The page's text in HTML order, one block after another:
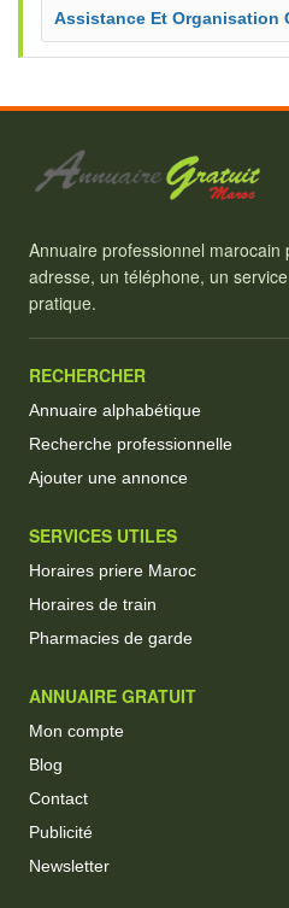
Assistance Et Organisation
Annuaire professionnel
adresse, un téléphone, un
pratique.
RECHERCHER
Annuaire alphabétique
Recherche professionnelle
Ajouter une annonce
SERVICES UTILES
Horaires priere Maroc
Horaires de train
Pharmacies de garde
ANNUAIRE GRATUIT
Mon compte
Blog
Contact
Publicité
Newsletter